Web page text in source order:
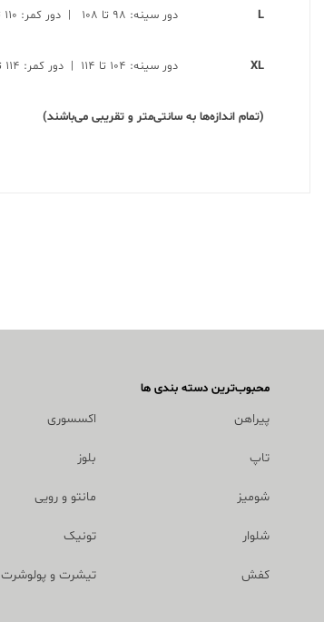
L دور سینه: ۹۸ تا ۱۰۸ | دور کمر: ۱۱۰ تا ۱۲۰ | دور باسن: ۱۳۲ تا ۱۴۲ | دور ران: ۱± ۷۰ تا ۷۴ | قد: ۱± ۱۳۴
XL دور سینه: ۱۰۴ تا ۱۱۴ | دور کمر: ۱۱۴ تا ۱۲۴ | دور باسن: ۱۳۶ تا ۱۴۶ | دور ران: ۱± ۷۲ تا ۷۶ | قد: ۱± ۱۳۵
(تمام اندازه‌ها به سانتی‌متر و تقریبی می‌باشند)
محبوب‌ترین دسته بندی ها
پیراهن
تاپ
شومیز
شلوار
کفش
اکسسوری
بلوز
مانتو و رویی
تونیک
تیشرت و پولوشرت